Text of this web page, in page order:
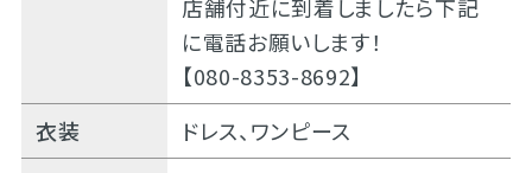
店舗付近に到着しましたら下記
に電話お願いします！
【080-8353-8692】
衣装
ドレス、ワンピース